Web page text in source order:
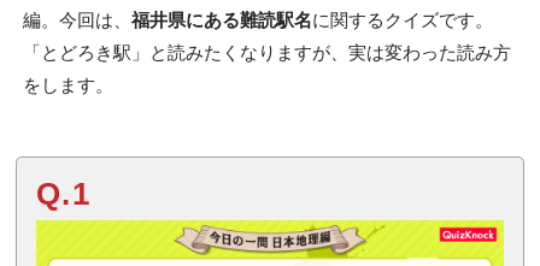
編。今回は、 福井県にある難読駅名に関するクイズです。
「とどろき駅」と読みたくなりますが、実は変わった読み方
をします。
Q.1